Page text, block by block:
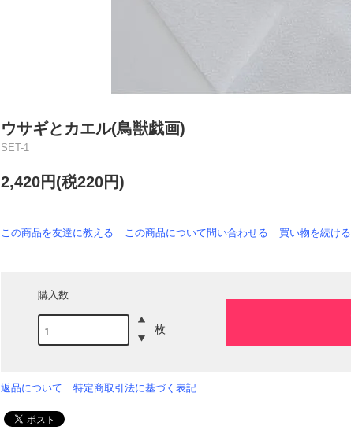
ウサギとカエル(鳥獣戯画)
SET-1
2,420円(税220円)
この商品を友達に教える この商品について問い合わせる 買い物を続ける
購入数
枚
返品について 特定商取引法に基づく表記